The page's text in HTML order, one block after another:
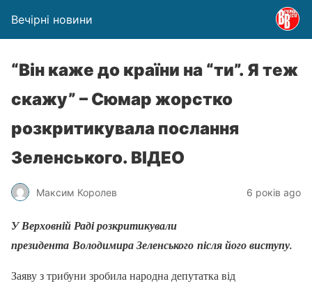
Вечірні новини
“Він каже до країни на “ти”. Я теж
скажу” – Сюмар жорстко
розкритикувала послання
Зеленського. ВІДЕО
Максим Королев 6 років ago
У Верховній Раді розкритикували
президента Володимира Зеленського після його виступу.
Заяву з трибуни зробила народна депутатка від